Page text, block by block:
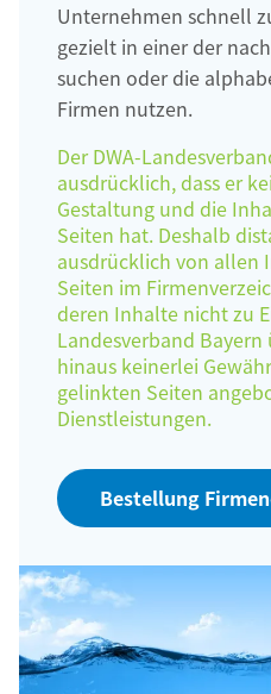
Unternehmen schnell
gezielt in einer der
suchen oder die
Firmen nutzen.
Der DWA-
ausdrücklich, dass er
Gestaltung und die
Seiten hat. Deshalb
ausdrücklich von allen
Seiten im
deren Inhalte nicht zu
Landesverband
hinaus keinerlei
gelinkten Seiten
Dienstleistungen.
Bestellung